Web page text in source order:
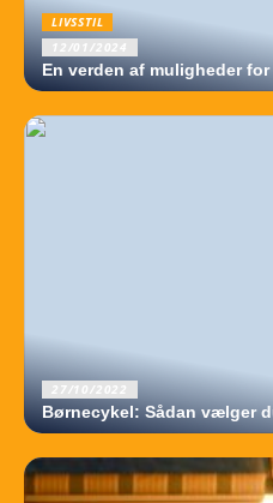
LIVSSTIL
12/01/2024
En verden af muligheder
27/10/2022
Børnecykel: Sådan vælger